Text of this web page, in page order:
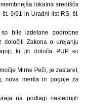
lokalna središča
9/91 in Uradni list RS, št.
bile izdelane podrobne
določili Zakona o urejanju
ki jih določa PUP so
Mirne Peči, je zastarel,
nova merila in pogoje za
na podlagi naslednjih